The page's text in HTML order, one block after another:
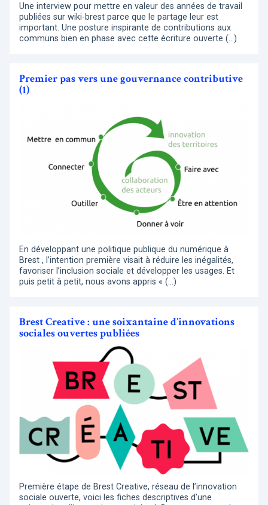
Une interview pour mettre en valeur des années de travail
publiées sur wiki-brest parce que le partage leur est
important. Une posture inspirante de contributions aux
communs bien en phase avec cette écriture ouverte (…)
Premier pas vers une gouvernance contributive
(1)
En développant une politique publique du numérique à
Brest , l’intention première visait à réduire les inégalités,
favoriser l’inclusion sociale et développer les usages. Et
puis petit à petit, nous avons appris « (…)
Brest Creative : une soixantaine d’innovations
sociales ouvertes publiées
Première étape de Brest Creative, réseau de l’innovation
sociale ouverte, voici les fiches descriptives d’une